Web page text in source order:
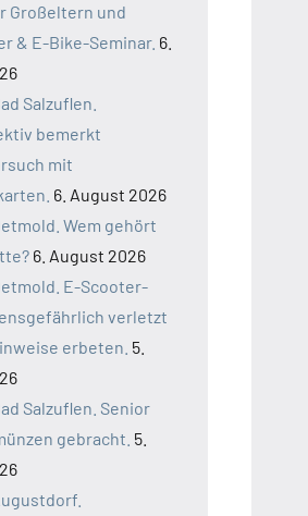
Großeltern und
& E-Bike-Seminar. 6.
Salzuflen.
bemerkt
mit
6. August 2026
Wem gehört
6. August 2026
E-Scooter-
verletzt
erbeten. 5.
Salzuflen. Senior
gebracht. 5.